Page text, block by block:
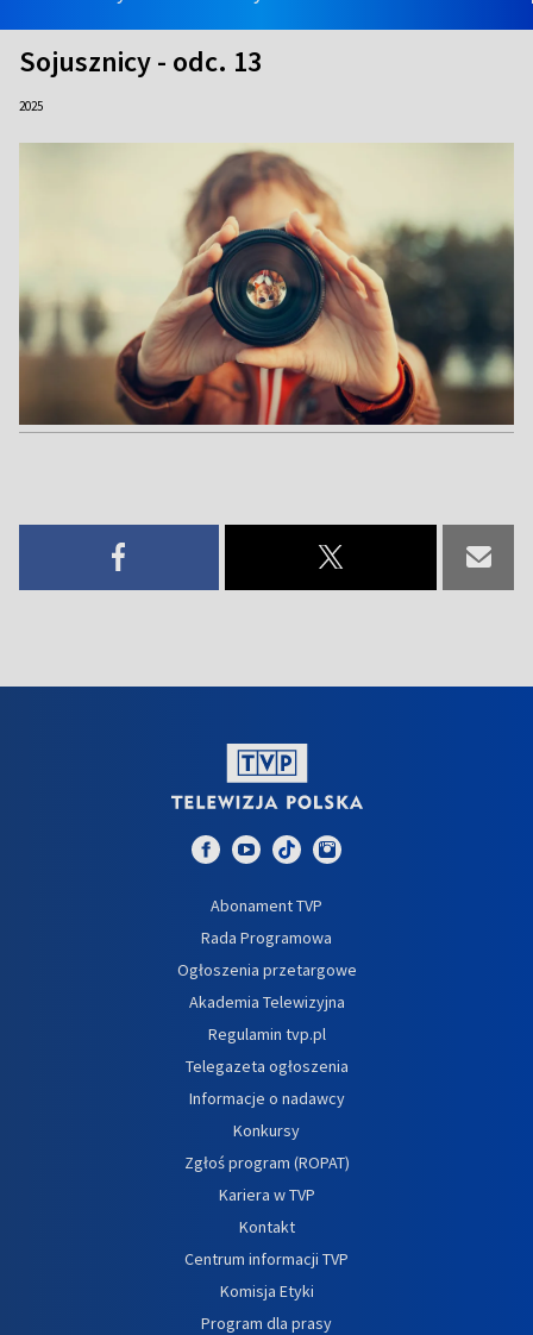
Sojusznicy - odc. 13
2025
Abonament TVP
Rada Programowa
Ogłoszenia przetargowe
Akademia Telewizyjna
Regulamin tvp.pl
Telegazeta ogłoszenia
Informacje o nadawcy
Konkursy
Zgłoś program (ROPAT)
Kariera w TVP
Kontakt
Centrum informacji TVP
Komisja Etyki
Program dla prasy